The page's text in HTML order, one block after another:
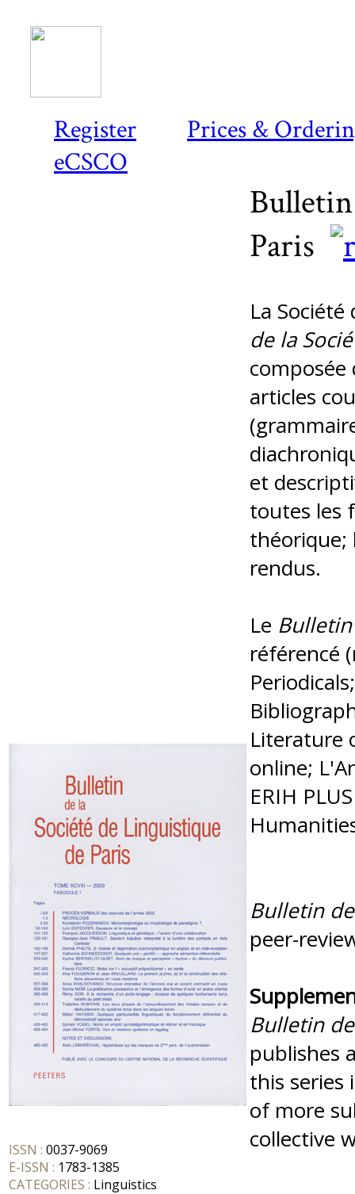
Register
Prices &
eCSCO
ISSN : 0037-9069
E-ISSN : 1783-1385
CATEGORIES : Linguistics
Paris
La
de la
articles
et
toutes les
théorique;
rendus.
Le
référencé
Literature
online;
ERIH
Bulletin
peer-
Bulletin
publishes
this
of more
collective